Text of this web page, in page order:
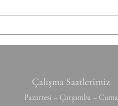
Çalışma Saatlerimiz
Pazartesi – Çarşamba – Cuma